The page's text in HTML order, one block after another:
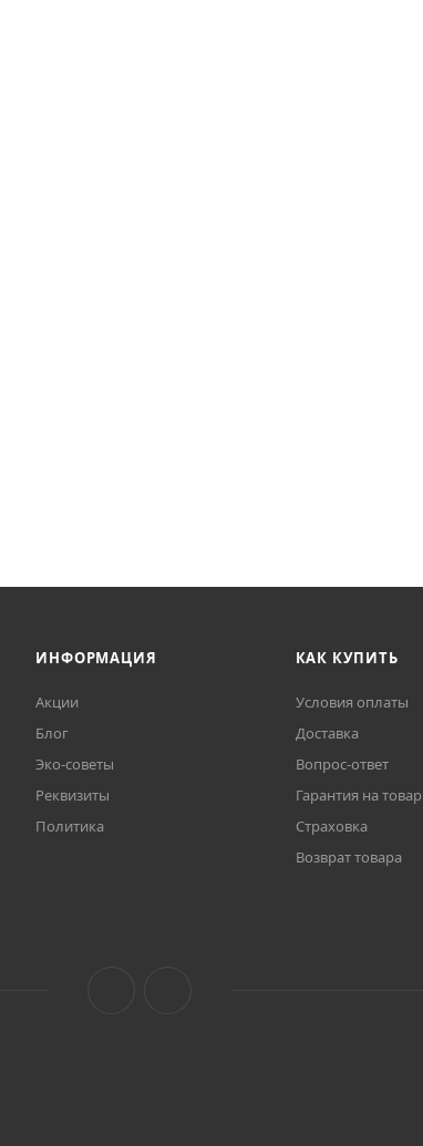
ИНФОРМАЦИЯ
Акции
Блог
Эко-советы
Реквизиты
Политика
КАК КУПИТЬ
Условия оплаты
Доставка
Вопрос-ответ
Гарантия на товар
Страховка
Возврат товара